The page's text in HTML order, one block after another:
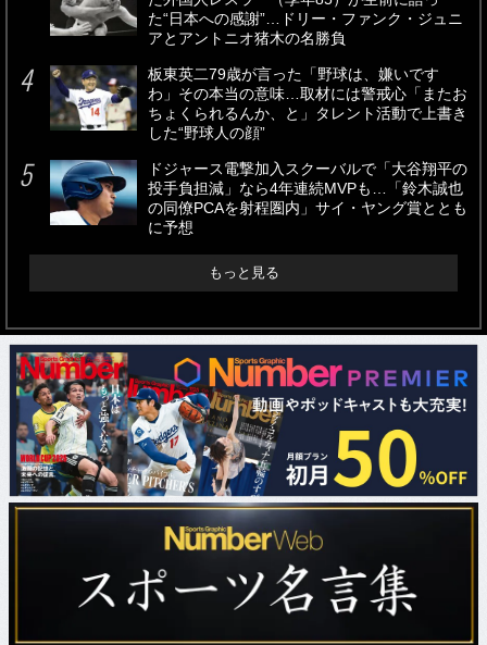
た“日本への感謝”…ドリー・ファンク・ジュニ
アとアントニオ猪木の名勝負
板東英二79歳が言った「野球は、嫌いです
わ」その本当の意味…取材には警戒心「またお
ちょくられるんか、と」タレント活動で上書き
した“野球人の顔”
ドジャース電撃加入スクーバルで「大谷翔平の
投手負担減」なら4年連続MVPも…「鈴木誠也
の同僚PCAを射程圏内」サイ・ヤング賞ととも
に予想
もっと見る